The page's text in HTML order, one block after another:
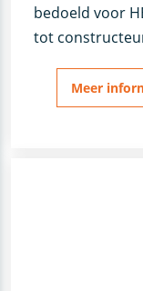
bedoeld voor
tot
Meer